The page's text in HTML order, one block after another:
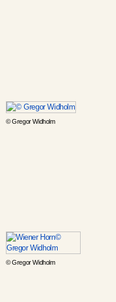
© Gregor Widholm
© Gregor Widholm